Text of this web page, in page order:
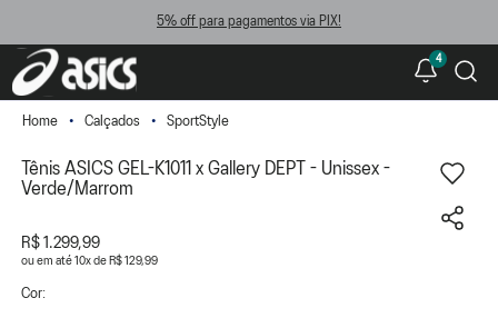
5% off para pagamentos via PIX!
4
Calçados SportStyle
Tênis ASICS GEL-K1011 x Gallery DEPT - Unissex -
Verde/Marrom
R$ 1.299,99
ou 10xde R$ 129,99
Cor: